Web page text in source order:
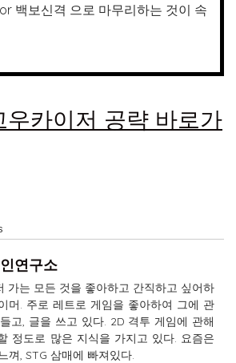
백보신격 으로 마무리하는 것이 속
우카이저 공략 바로가
연구소
가는 모든 것을 좋아하고 간직하고 싶어하
머. 주로 레트로 게임을 좋아하여 그에 관
고, 글을 쓰고 있다. 2D 격투 게임에 관해
정도로 많은 지식을 가지고 있다. 요즘은
껴, STG 삼매에 빠져있다.